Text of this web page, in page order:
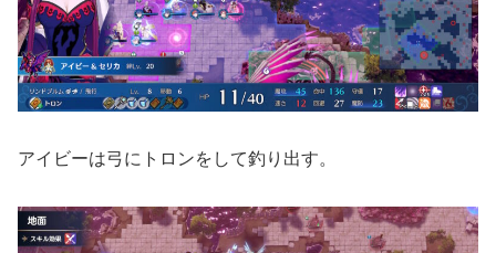
アイビーは弓にトロンをして釣り出す。